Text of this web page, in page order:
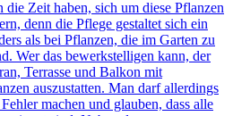
die Zeit haben, sich um diese Pflanzen
denn die Pflege gestaltet sich ein
als bei Pflanzen, die im Garten zu
Wer das bewerkstelligen kann, der
Terrasse und Balkon mit
auszustatten. Man darf allerdings
machen und glauben, dass alle